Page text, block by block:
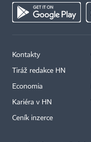
Kontakty
Tiráž redakce HN
Economia
Kariéra v HN
Ceník inzerce